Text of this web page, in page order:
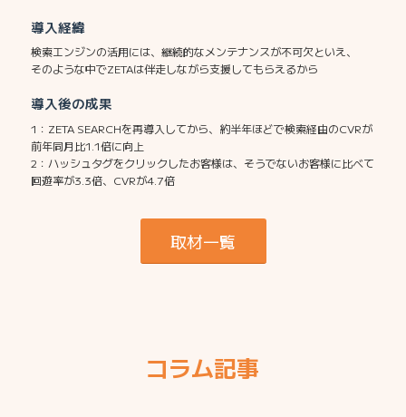
導入経緯
検索エンジンの活用には、継続的なメンテナンスが不可欠といえ、
そのような中でZETAは伴走しながら支援してもらえるから
導入後の成果
1：ZETA SEARCHを再導入してから、約半年ほどで検索経由のCVRが
前年同月比1.1倍に向上
2：ハッシュタグをクリックしたお客様は、そうでないお客様に比べて
回遊率が3.3倍、CVRが4.7倍
取材一覧
コラム記事